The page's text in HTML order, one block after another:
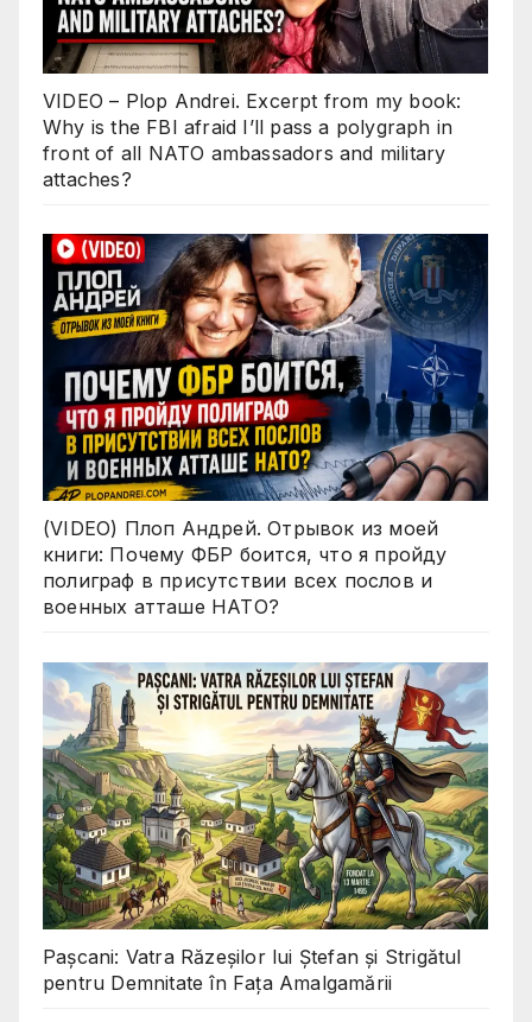
VIDEO – Plop Andrei. Excerpt from my book:
Why is the FBI afraid I’ll pass a polygraph in
front of all NATO ambassadors and military
attaches?
(VIDEO) Плоп Андрей. Отрывок из моей
книги: Почему ФБР боится, что я пройду
полиграф в присутствии всех послов и
военных атташе НАТО?
Pașcani: Vatra Răzeșilor lui Ștefan și Strigătul
pentru Demnitate în Fața Amalgamării